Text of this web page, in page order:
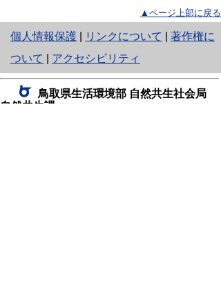
▲ページ上部に戻る
個人情報保護
と
り
ネ
ッ
リンクについて
著作権に
ついて
アクセシビリティ
鳥取県生活環境部 自然共生社会局
自然共生課